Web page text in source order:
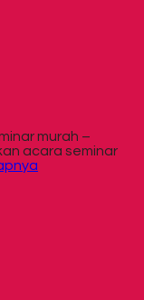
murah –
acara seminar